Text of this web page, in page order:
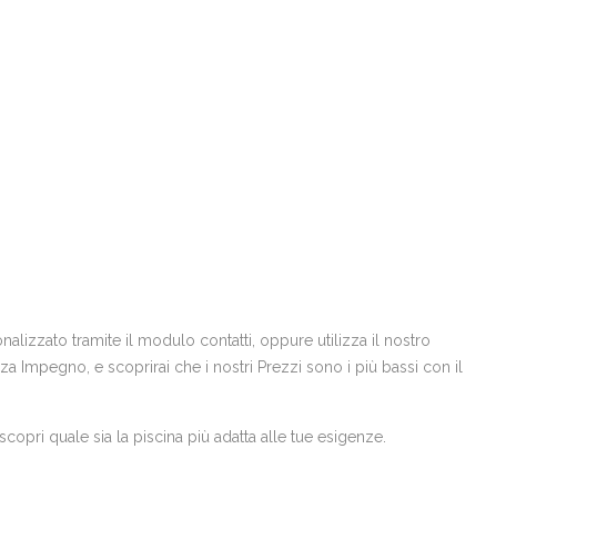
tramite il modulo contatti, oppure utilizza il nostro
Impegno, e scoprirai che i nostri Prezzi sono i più bassi con il
quale sia la piscina più adatta alle tue esigenze.